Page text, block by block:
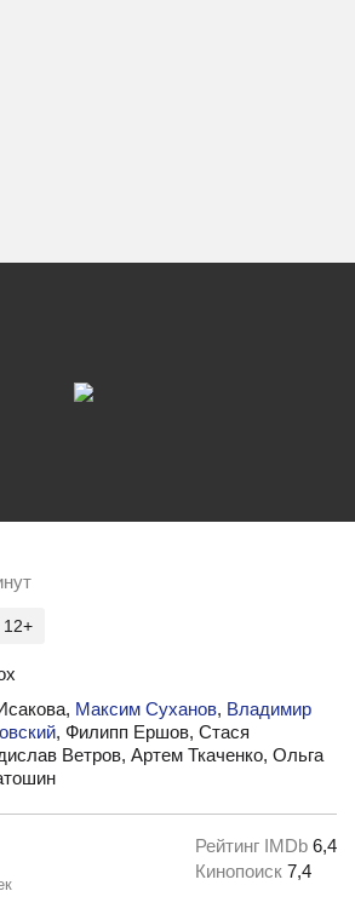
12+
Максим Суханов, Владимир
, Филипп Ершов, Стася
Ветров, Артем Ткаченко, Ольга
Рейтинг IMDb 6,4
Кинопоиск 7,4